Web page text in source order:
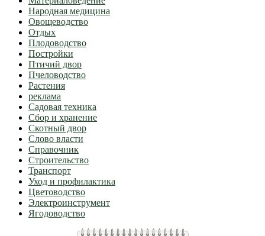
Народная медицина
Овощеводство
Отдых
Плодоводство
Постройки
Птичий двор
Пчеловодство
Растения
реклама
Садовая техника
Сбор и хранение
Скотный двор
Слово власти
Справочник
Строительство
Транспорт
Уход и профилактика
Цветоводство
Электроинструмент
Ягодоводство